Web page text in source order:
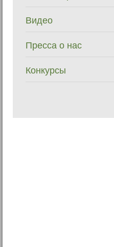
Видео
Пресса о нас
Конкурсы